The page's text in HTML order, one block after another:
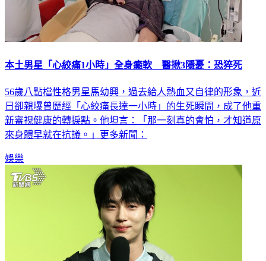
本土男星「心絞痛1小時」全身癱軟 醫揪3隱憂：恐猝死
56歲八點檔性格男星馬幼興，過去給人熱血又自律的形象，近
日卻親曝曾歷經「心絞痛長達一小時」的生死瞬間，成了他重
新審視健康的轉捩點。他坦言：「那一刻真的會怕，才知道原
來身體早就在抗議。」更多新聞：
娛樂